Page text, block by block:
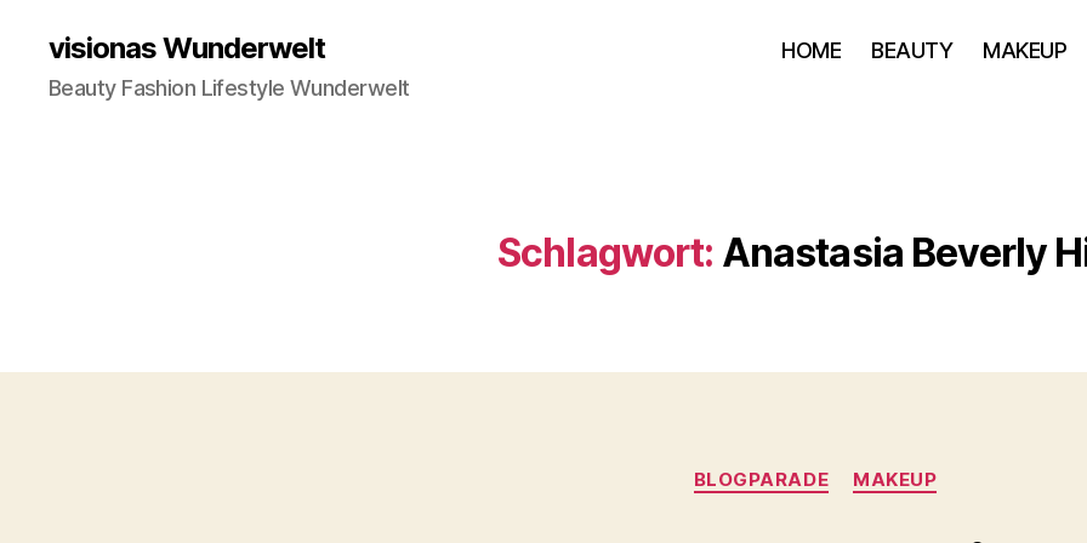
visionas Wunderwelt
Beauty Fashion Lifestyle Wunderwelt
HOME BEAUTY MAKEUP
Schlagwort: Anastasia Beverly
Kategorien
BLOGPARADE MAKEUP